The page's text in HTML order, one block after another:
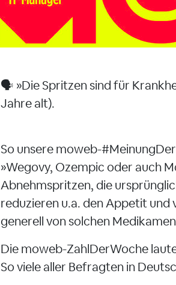
🗣️ »Die Spritzen sind für
Jahre alt).
So unsere moweb-
»Wegovy, Ozempic oder auch
Abnehmspritzen, die
reduzieren u.a. den Appetit und
generell von solchen
Die moweb-ZahlDerWoche
So viele aller Befragten in